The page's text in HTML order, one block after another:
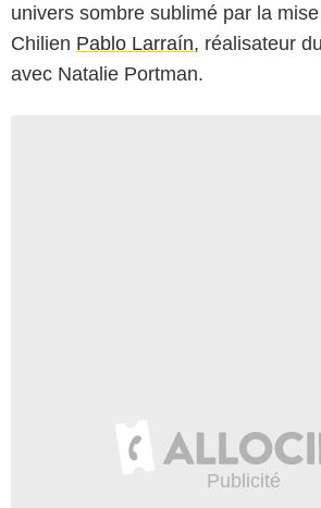
univers sombre sublimé par la
Chilien Pablo Larraín, réalisateur
avec Natalie Portman.